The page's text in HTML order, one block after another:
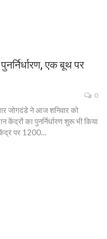
एक बूथ पर
0
जोगदंडे ने आज शनिवार को
केंद्रों का पुनर्निर्धारण शुरू भी किया
केंद्र पर 1200…